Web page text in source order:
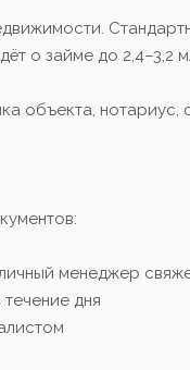
о займе до 2,4–3,2
объекта,
менеджер
дня